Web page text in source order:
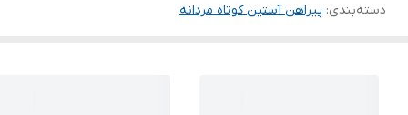
دسته‌بندی: پیراهن آستین کوتاه مردانه